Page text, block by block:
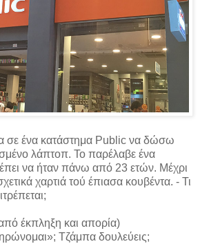
σε ένα κατάστημα Public να δώσω
λάπτοπ. Το παρέλαβε ένα
να ήταν πάνω από 23 ετών. Μέχρι
χαρτιά τού έπιασα κουβέντα. - Τι
έκπληξη και απορία)
Τζάμπα δουλεύεις;